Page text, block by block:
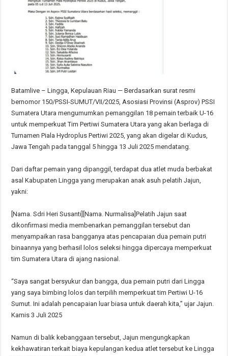
Batamlive – Lingga, Kepulauan Riau — Berdasarkan surat resmi
bernomor 150/PSSI-SUMUT/VII/2025, Asosiasi Provinsi (Asprov) PSSI
Sumatera Utara mengumumkan pemanggilan 18 pemain terbaik U-16
untuk memperkuat Tim Pertiwi Sumatera Utara yang akan berlaga di
Turnamen Piala Hydroplus Pertiwi 2025, yang akan digelar di Kudus,
Jawa Tengah pada tanggal 5 hingga 13 Juli 2025 mendatang.
Dari daftar pemain yang dipanggil, terdapat dua atlet muda berbakat
asal Kabupaten Lingga yang merupakan anak asuh pelatih Jajun,
yakni:
[Nama. Sdri Heri Susanti][Nama. Nurmalisa]Pelatih Jajun saat
dikonfirmasi media membenarkan pemanggilan tersebut dan
menyampaikan rasa bangganya atas pencapaian dua pemain putri
binaannya yang berhasil lolos seleksi hingga dipercaya memperkuat
tim Sumatera Utara di ajang nasional.
“Saya sangat bersyukur dan bangga, dua pemain putri dari Lingga
yang saya bimbing lolos dan terpilih memperkuat tim Pertiwi U-16
Sumut. Ini adalah pencapaian luar biasa untuk daerah kita,” ujar Jajun.
Kamis 3 Juli 2025
Namun di balik kebanggaan tersebut, Jajun mengungkapkan
kekhawatiran terkait biaya kepulangan kedua atlet tersebut ke Lingga